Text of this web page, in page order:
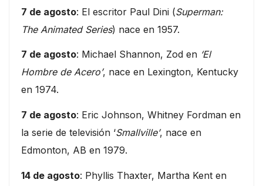
7 de agosto: El escritor Paul Dini (Superman:
The Animated Series) nace en 1957.
7 de agosto: Michael Shannon, Zod en ‘El
Hombre de Acero’, nace en Lexington, Kentucky
en 1974.
7 de agosto: Eric Johnson, Whitney Fordman en
la serie de televisión ‘Smallville’, nace en
Edmonton, AB en 1979.
14 de agosto: Phyllis Thaxter, Martha Kent en